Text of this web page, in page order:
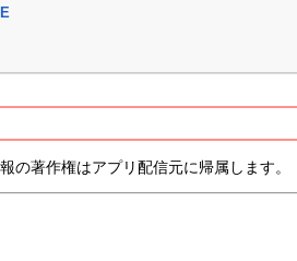
の著作権はアプリ配信元に帰属します。